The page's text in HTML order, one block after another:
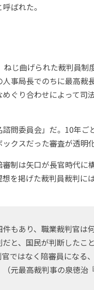
ばれた。
曲げられた裁判員制
事局長でのちに最高裁
ぐり合わせによって司
問委員会」だ。10年ご
クスだった審査が透明
制は矢口が長官時代に
を掲げた裁判員裁判に
もあり、職業裁判官は
と、国民が判断したこ
ではなく陪審員になる
元最高裁判事の泉徳治